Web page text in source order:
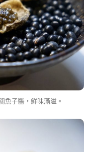
魚子醬，鮮味滿溢。